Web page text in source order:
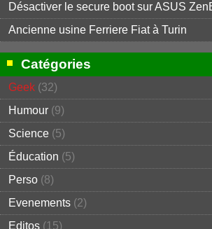
Désactiver le secure boot sur ASUS
Ancienne usine Ferriere Fiat à Turin
Catégories
Geek (32)
Humour (9)
Science (5)
Éducation (5)
Perso (8)
Evenements (2)
Editos (15)